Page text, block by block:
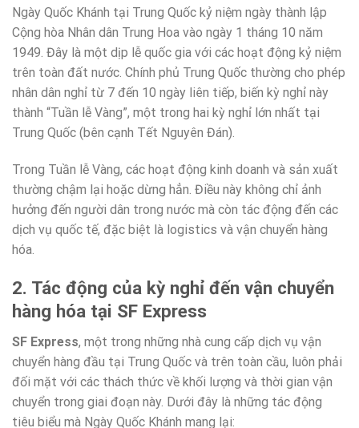
Ngày Quốc Khánh tại Trung Quốc kỷ niệm ngày thành lập
Cộng hòa Nhân dân Trung Hoa vào ngày 1 tháng 10 năm
1949. Đây là một dịp lễ quốc gia với các hoạt động kỷ niệm
trên toàn đất nước. Chính phủ Trung Quốc thường cho phép
nhân dân nghỉ từ 7 đến 10 ngày liên tiếp, biến kỳ nghỉ này
thành “Tuần lễ Vàng”, một trong hai kỳ nghỉ lớn nhất tại
Trung Quốc (bên cạnh Tết Nguyên Đán).
Trong Tuần lễ Vàng, các hoạt động kinh doanh và sản xuất
thường chậm lại hoặc dừng hẳn. Điều này không chỉ ảnh
hưởng đến người dân trong nước mà còn tác động đến các
dịch vụ quốc tế, đặc biệt là logistics và vận chuyển hàng
hóa.
2. Tác động của kỳ nghỉ đến vận chuyển
hàng hóa tại SF Express
SF Express, một trong những nhà cung cấp dịch vụ vận
chuyển hàng đầu tại Trung Quốc và trên toàn cầu, luôn phải
đối mặt với các thách thức về khối lượng và thời gian vận
chuyển trong giai đoạn này. Dưới đây là những tác động
tiêu biểu mà Ngày Quốc Khánh mang lại: